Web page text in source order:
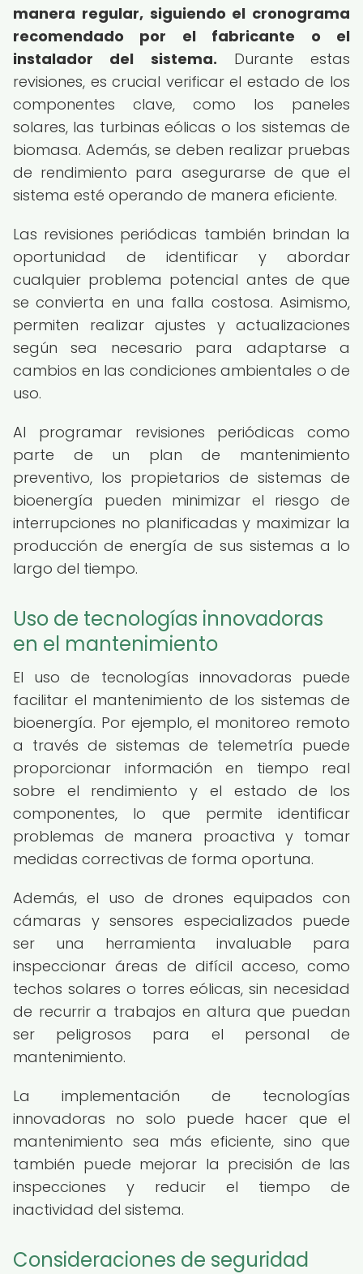
manera regular, siguiendo el cronograma
recomendado por el fabricante o el
instalador del sistema. Durante estas
revisiones, es crucial verificar el estado de los
componentes clave, como los paneles
solares, las turbinas eólicas o los sistemas de
biomasa. Además, se deben realizar pruebas
de rendimiento para asegurarse de que el
sistema esté operando de manera eficiente.
Las revisiones periódicas también brindan la
oportunidad de identificar y abordar
cualquier problema potencial antes de que
se convierta en una falla costosa. Asimismo,
permiten realizar ajustes y actualizaciones
según sea necesario para adaptarse a
cambios en las condiciones ambientales o de
uso.
Al programar revisiones periódicas como
parte de un plan de mantenimiento
preventivo, los propietarios de sistemas de
bioenergía pueden minimizar el riesgo de
interrupciones no planificadas y maximizar la
producción de energía de sus sistemas a lo
largo del tiempo.
Uso de tecnologías innovadoras
en el mantenimiento
El uso de tecnologías innovadoras puede
facilitar el mantenimiento de los sistemas de
bioenergía. Por ejemplo, el monitoreo remoto
a través de sistemas de telemetría puede
proporcionar información en tiempo real
sobre el rendimiento y el estado de los
componentes, lo que permite identificar
problemas de manera proactiva y tomar
medidas correctivas de forma oportuna.
Además, el uso de drones equipados con
cámaras y sensores especializados puede
ser una herramienta invaluable para
inspeccionar áreas de difícil acceso, como
techos solares o torres eólicas, sin necesidad
de recurrir a trabajos en altura que puedan
ser peligrosos para el personal de
mantenimiento.
La implementación de tecnologías
innovadoras no solo puede hacer que el
mantenimiento sea más eficiente, sino que
también puede mejorar la precisión de las
inspecciones y reducir el tiempo de
inactividad del sistema.
Consideraciones de seguridad